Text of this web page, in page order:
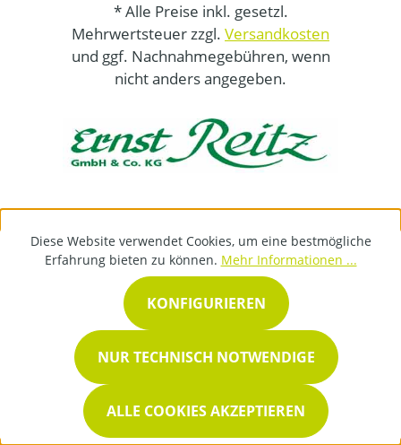
* Alle Preise inkl. gesetzl.
Mehrwertsteuer zzgl. Versandkosten
und ggf. Nachnahmegebühren, wenn
nicht anders angegeben.
Diese Website verwendet Cookies, um eine bestmögliche
Erfahrung bieten zu können. Mehr Informationen ...
NUR TECHNISCH NOTWENDIGE
KONFIGURIEREN
ALLE COOKIES AKZEPTIEREN